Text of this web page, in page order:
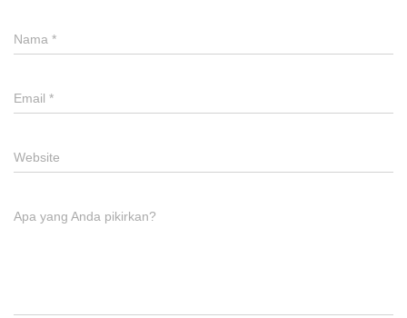
Nama *
Email *
Website
Apa yang Anda pikirkan?